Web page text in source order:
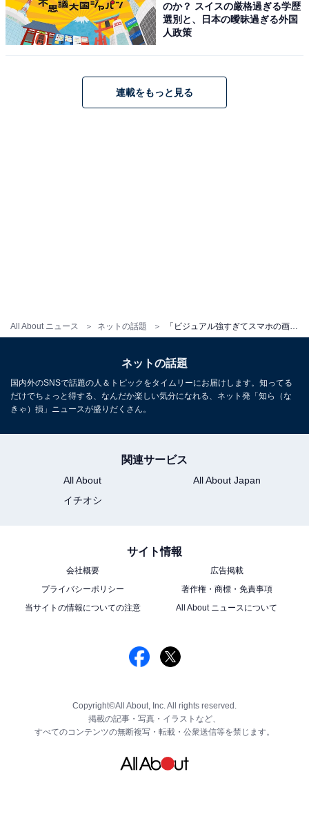
All About ニュース ネットの話題
のか？ スイスの厳格過ぎる学歴
選別と、日本の曖昧過ぎる外国
人政策
連載をもっと見る
ネットの話題
国内外のSNSで話題の人＆トピックをタイムリーにお届けします。知ってる
だけでちょっと得する、なんだか楽しい気分になれる、ネット発「知ら（な
きゃ）損」ニュースが盛りだくさん。
関連サービス
All About
All About Japan
イチオシ
サイト情報
会社概要
広告掲載
プライバシーポリシー
著作権・商標・免責事項
当サイトの情報についての注意
All About ニュースについて
Copyright©All About, Inc. All rights reserved.
掲載の記事・写真・イラストなど、
すべてのコンテンツの無断複写・転載・公衆送信等を禁じます。